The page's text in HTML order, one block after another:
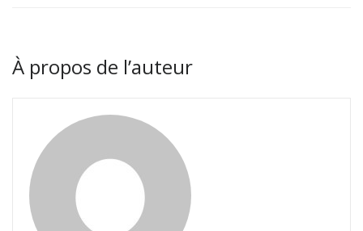
À propos de l’auteur